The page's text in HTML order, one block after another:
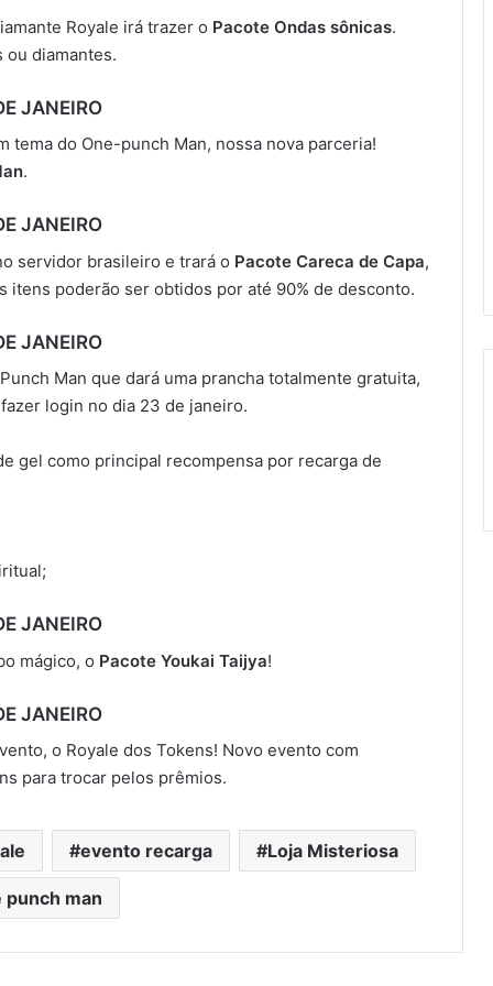
Royale irá trazer o Pacote Ondas sônicas.
ou diamantes.
JANEIRO
tema do One-punch Man, nossa nova parceria!
.
JANEIRO
servidor brasileiro e trará o Pacote Careca de Capa,
itens poderão ser obtidos por até 90% de desconto.
JANEIRO
Man que dará uma prancha totalmente gratuita,
login no dia 23 de janeiro.
gel como principal recompensa por recarga de
JANEIRO
mágico, o Pacote Youkai Taijya!
JANEIRO
o Royale dos Tokens! Novo evento com
para trocar pelos prêmios.
evento recarga Loja Misteriosa
punch man